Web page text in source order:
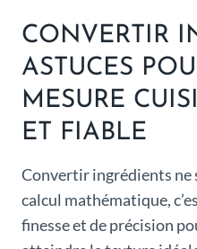
CONVERTIR
ASTUCES
MESURE
ET FIABLE
Convertir ingrédients ne
calcul mathématique,
finesse et de précision